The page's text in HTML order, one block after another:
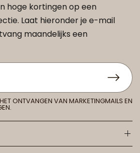
hoge kortingen op een
Laat hieronder je e-mail
maandelijks een
ONTVANGEN VAN MARKETINGMAILS EN